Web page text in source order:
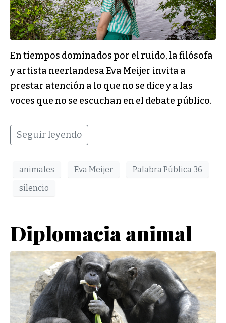
En tiempos dominados por el ruido, la filósofa
y artista neerlandesa Eva Meijer invita a
prestar atención a lo que no se dice y a las
voces que no se escuchan en el debate público.
Seguir leyendo
animales Eva Meijer
Palabra Pública 36
silencio
Diplomacia animal